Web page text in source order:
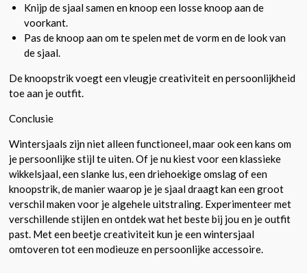
Knijp de sjaal samen en knoop een losse knoop aan de
voorkant.
Pas de knoop aan om te spelen met de vorm en de look van
de sjaal.
De knoopstrik voegt een vleugje creativiteit en persoonlijkheid
toe aan je outfit.
Conclusie
Wintersjaals zijn niet alleen functioneel, maar ook een kans om
je persoonlijke stijl te uiten. Of je nu kiest voor een klassieke
wikkelsjaal, een slanke lus, een driehoekige omslag of een
knoopstrik, de manier waarop je je sjaal draagt kan een groot
verschil maken voor je algehele uitstraling. Experimenteer met
verschillende stijlen en ontdek wat het beste bij jou en je outfit
past. Met een beetje creativiteit kun je een wintersjaal
omtoveren tot een modieuze en persoonlijke accessoire.